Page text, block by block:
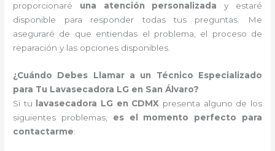
proporcionaré una atención personalizada y estaré
disponible para responder todas tus preguntas. Me
aseguraré de que entiendas el problema, el proceso de
reparación y las opciones disponibles.
¿Cuándo Debes Llamar a un Técnico Especializado
para Tu Lavasecadora LG en San Álvaro?
Si tu
lavasecadora LG en CDMX presenta alguno de los
siguientes problemas, es el momento perfecto para
contactarme: